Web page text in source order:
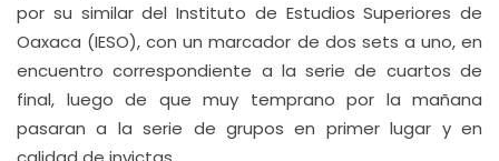
por su similar del Instituto de Estudios Superiores de
Oaxaca (IESO), con un marcador de dos sets a uno, en
encuentro correspondiente a la serie de cuartos de
final, luego de que muy temprano por la mañana
pasaran a la serie de grupos en primer lugar y en